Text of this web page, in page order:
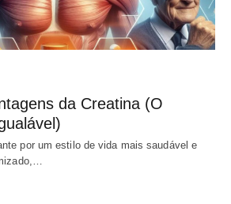
da Creatina (O
por um estilo de vida mais saudável e